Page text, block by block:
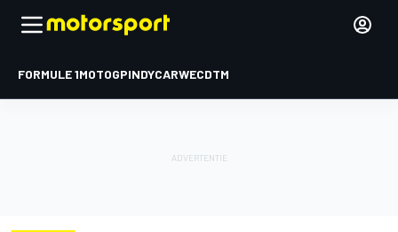
FORMULE 1MOTOGPINDYCARWECDTM